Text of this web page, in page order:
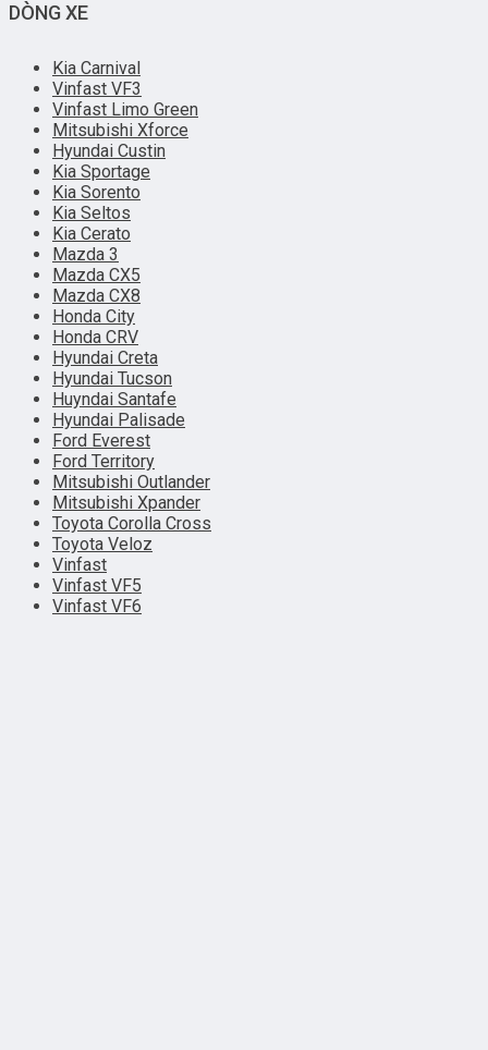
DÒNG XE
Kia Carnival
Vinfast VF3
Vinfast Limo Green
Mitsubishi Xforce
Hyundai Custin
Kia Sportage
Kia Sorento
Kia Seltos
Kia Cerato
Mazda 3
Mazda CX5
Mazda CX8
Honda City
Honda CRV
Hyundai Creta
Hyundai Tucson
Huyndai Santafe
Hyundai Palisade
Ford Everest
Ford Territory
Mitsubishi Outlander
Mitsubishi Xpander
Toyota Corolla Cross
Toyota Veloz
Vinfast
Vinfast VF5
Vinfast VF6